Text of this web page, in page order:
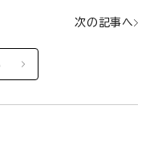
次の記事へ